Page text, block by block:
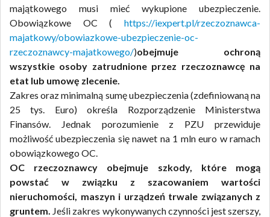
majątkowego musi mieć wykupione ubezpieczenie.
Obowiązkowe OC ( https://iexpert.pl/rzeczoznawca-
majatkowy/obowiazkowe-ubezpieczenie-oc-
rzeczoznawcy-majatkowego/)obejmuje ochroną
wszystkie osoby zatrudnione przez rzeczoznawcę na
etat lub umowę zlecenie.
Zakres oraz minimalną sumę ubezpieczenia (zdefiniowaną na
25 tys. Euro) określa Rozporządzenie Ministerstwa
Finansów. Jednak porozumienie z PZU przewiduje
możliwość ubezpieczenia się nawet na 1 mln euro w ramach
obowiązkowego OC.
OC rzeczoznawcy obejmuje szkody, które mogą
powstać w związku z szacowaniem wartości
nieruchomości, maszyn i urządzeń trwale związanych z
gruntem. Jeśli zakres wykonywanych czynności jest szerszy,